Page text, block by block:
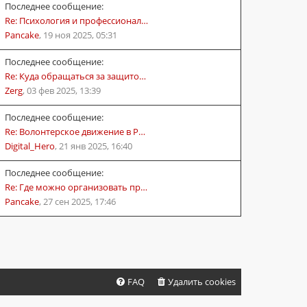
Последнее сообщение:
Re: Психология и профессионал…
Pancake, 19 ноя 2025, 05:31
Последнее сообщение:
Re: Куда обращаться за защито…
Zerg, 03 фев 2025, 13:39
Последнее сообщение:
Re: Волонтерское движение в Р…
Digital_Hero, 21 янв 2025, 16:40
Последнее сообщение:
Re: Где можно организовать пр…
Pancake, 27 сен 2025, 17:46
Удалить cookies
FAQ